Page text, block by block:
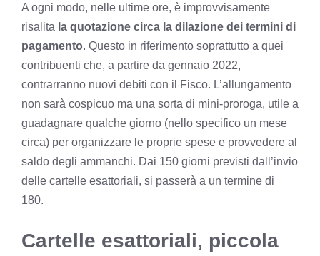
A ogni modo, nelle ultime ore, è improvvisamente
risalita la quotazione circa la dilazione dei termini di
pagamento. Questo in riferimento soprattutto a quei
contribuenti che, a partire da gennaio 2022,
contrarranno nuovi debiti con il Fisco. L’allungamento
non sarà cospicuo ma una sorta di mini-proroga, utile a
guadagnare qualche giorno (nello specifico un mese
circa) per organizzare le proprie spese e provvedere al
saldo degli ammanchi. Dai 150 giorni previsti dall’invio
delle cartelle esattoriali, si passerà a un termine di
180.
Cartelle esattoriali, piccola